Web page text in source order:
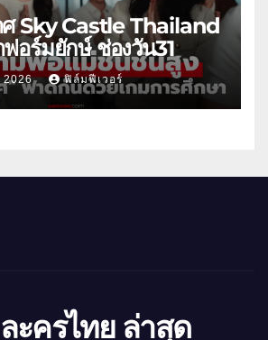
Sky Castle Thailand
อร์มยักษ์ ช่องวัน31
2026 ฟิล์มฟีเวอร์
ะครไทย ล่าสุด